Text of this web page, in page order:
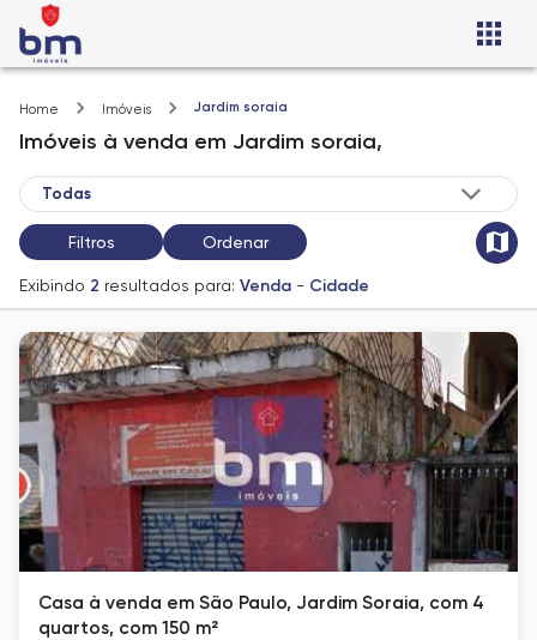
Home Imóveis Jardim soraia
Imóveis à venda em Jardim soraia,
Filtros Ordenar
Exibindo 2 resultados para: Venda - Cidade
Casa à venda em São Paulo, Jardim Soraia, com 4
quartos, com 150 m²